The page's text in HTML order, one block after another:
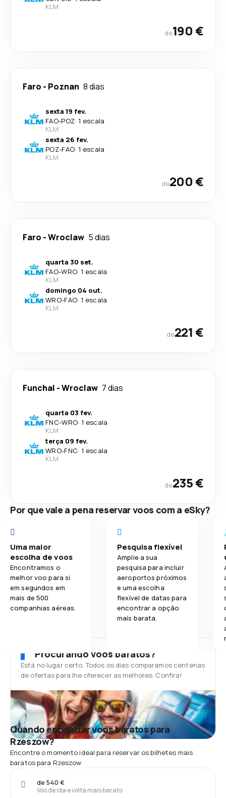
KLM
de190 €
Faro - Poznan 8 dias
sexta 19 fev.
FAO-POZ· 1 escala
KLM
sexta 26 fev.
POZ-FAO· 1 escala
KLM
de200 €
Faro -Wroclaw 5 dias
quarta 30 set.
FAO-WRO· 1 escala
KLM
domingo 04 out.
WRO-FAO· 1 escala
KLM
de221 €
Funchal -Wroclaw 7 dias
quarta 03 fev.
FNC-WRO· 1 escala
KLM
terça 09 fev.
WRO-FNC· 1 escala
KLM
de235 €
Por que vale a pena reservar voos com a eSky?
Uma maior
escolha de voos
Encontramos o
melhor voo para si
em segundos em
mais de 500
companhias aéreas.
Pesquisa flexível
Amplie a sua
pesquisa para incluir
aeroportos próximos
e uma escolha
flexível de datas para
encontrar a opção
mais barata.
Procurando voos baratos?
Está no lugar certo. Todos os dias comparamos centenas
de ofertas para lhe oferecer as melhores. Confira!
Quando encontrar voos baratos para
Rzeszow?
Encontre o momento ideal para reservar os bilhetes mais
baratos para Rzeszow
Voo de ida e volta mais barato
de 540 €